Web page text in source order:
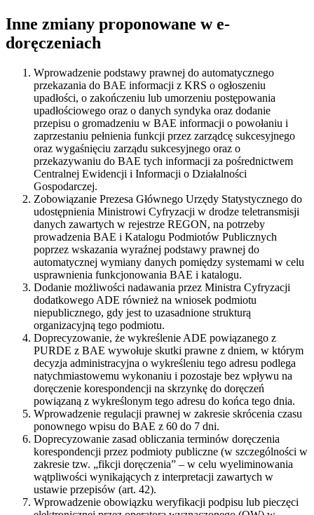
Inne zmiany proponowane w e-
doręczeniach
Wprowadzenie podstawy prawnej do automatycznego
przekazania do BAE informacji z KRS o ogłoszeniu
upadłości, o zakończeniu lub umorzeniu postępowania
upadłościowego oraz o danych syndyka oraz dodanie
przepisu o gromadzeniu w BAE informacji o powołaniu i
zaprzestaniu pełnienia funkcji przez zarządcę sukcesyjnego
oraz wygaśnięciu zarządu sukcesyjnego oraz o
przekazywaniu do BAE tych informacji za pośrednictwem
Centralnej Ewidencji i Informacji o Działalności
Gospodarczej.
Zobowiązanie Prezesa Głównego Urzędy Statystycznego do
udostępnienia Ministrowi Cyfryzacji w drodze teletransmisji
danych zawartych w rejestrze REGON, na potrzeby
prowadzenia BAE i Katalogu Podmiotów Publicznych
poprzez wskazania wyraźnej podstawy prawnej do
automatycznej wymiany danych pomiędzy systemami w celu
usprawnienia funkcjonowania BAE i katalogu.
Dodanie możliwości nadawania przez Ministra Cyfryzacji
dodatkowego ADE również na wniosek podmiotu
niepublicznego, gdy jest to uzasadnione strukturą
organizacyjną tego podmiotu.
Doprecyzowanie, że wykreślenie ADE powiązanego z
PURDE z BAE wywołuje skutki prawne z dniem, w którym
decyzja administracyjna o wykreśleniu tego adresu podlega
natychmiastowemu wykonaniu i pozostaje bez wpływu na
doręczenie korespondencji na skrzynkę do doręczeń
powiązaną z wykreślonym tego adresu do końca tego dnia.
Wprowadzenie regulacji prawnej w zakresie skrócenia czasu
ponownego wpisu do BAE z 60 do 7 dni.
Doprecyzowanie zasad obliczania terminów doręczenia
korespondencji przez podmioty publiczne (w szczególności w
zakresie tzw. „fikcji doręczenia” – w celu wyeliminowania
wątpliwości wynikających z interpretacji zawartych w
ustawie przepisów (art. 42).
Wprowadzenie obowiązku weryfikacji podpisu lub pieczęci